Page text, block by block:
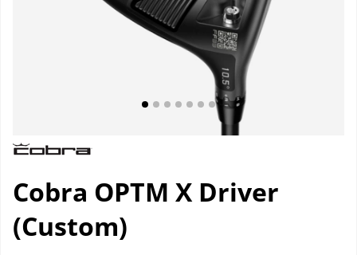
Cobra OPTM X Driver
(Custom)